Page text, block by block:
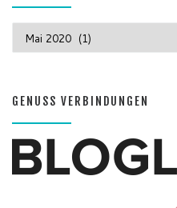
GENUSS VERBINDUNGEN